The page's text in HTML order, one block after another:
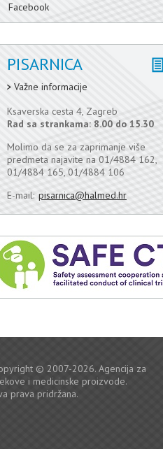
Facebook
PISARNICA
Važne informacije
Ksaverska cesta 4, Zagreb
Rad sa strankama: 8.00 do 15.30
Molimo da se za zaprimanje više
predmeta najavite na 01/4884 162,
01/4884 165, 01/4884 106
E-mail: pisarnica@halmed.hr
© 2007-2026. Agencija za
i medicinske proizvode.
prava pridržana.